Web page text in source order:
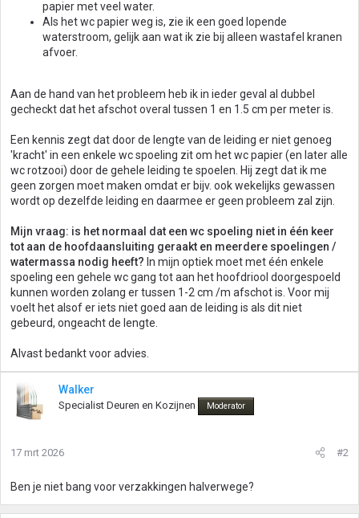
papier met veel water.
Als het wc papier weg is, zie ik een goed lopende
waterstroom, gelijk aan wat ik zie bij alleen wastafel kranen
afvoer.
Aan de hand van het probleem heb ik in ieder geval al dubbel
gecheckt dat het afschot overal tussen 1 en 1.5 cm per meter is.
Een kennis zegt dat door de lengte van de leiding er niet genoeg
'kracht' in een enkele wc spoeling zit om het wc papier (en later alle
wc rotzooi) door de gehele leiding te spoelen. Hij zegt dat ik me
geen zorgen moet maken omdat er bijv. ook wekelijks gewassen
wordt op dezelfde leiding en daarmee er geen probleem zal zijn.
Mijn vraag: is het normaal dat een wc spoeling niet in één keer
tot aan de hoofdaansluiting geraakt en meerdere spoelingen /
watermassa nodig heeft? In mijn optiek moet met één enkele
spoeling een gehele wc gang tot aan het hoofdriool doorgespoeld
kunnen worden zolang er tussen 1-2 cm /m afschot is. Voor mij
voelt het alsof er iets niet goed aan de leiding is als dit niet
gebeurd, ongeacht de lengte.
Alvast bedankt voor advies.
Walker
Specialist Deuren en Kozijnen Moderator
17 mrt 2026 #2
Ben je niet bang voor verzakkingen halverwege?